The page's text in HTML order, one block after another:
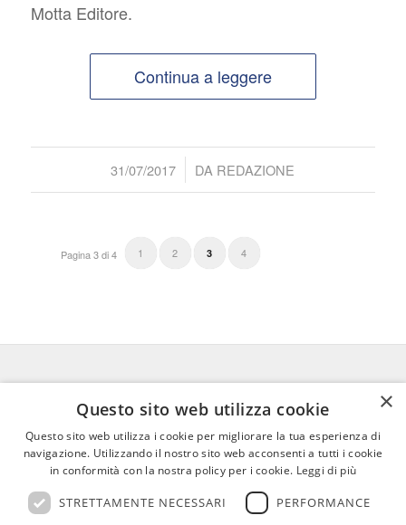
Motta Editore.
Continua a leggere
31/07/2017
/ DA REDAZIONE
Pagina 3 di 4 1 2 3 4
FEDERICO MOTTA EDITORE
02 300761– info@mottaeditore.it–
08233380966 – Cap.Soc. € 1.000.000 I.V. –
REA MI 2011580
×
Questo sito web utilizza cookie
Questo sito web utilizza i cookie per migliorare la tua esperienza di
navigazione. Utilizzando il nostro sito web acconsenti a tutti i cookie
in conformità con la nostra policy per i cookie. Leggi di più
STRETTAMENTE NECESSARI PERFORMANCE